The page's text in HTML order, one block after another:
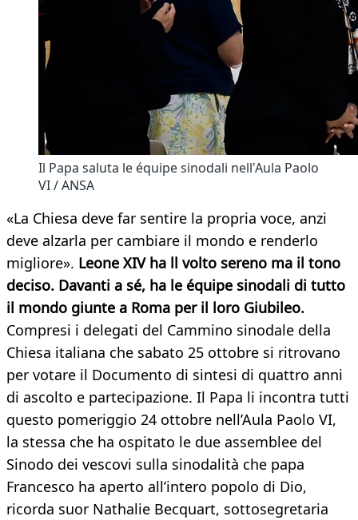
Il Papa saluta le équipe sinodali nell'Aula Paolo
VI / ANSA
«La Chiesa deve far sentire la propria voce, anzi
deve alzarla per cambiare il mondo e renderlo
migliore». Leone XIV ha ll volto sereno ma il tono
deciso. Davanti a sé, ha le équipe sinodali di tutto
il mondo giunte a Roma per il loro Giubileo.
Compresi i delegati del Cammino sinodale della
Chiesa italiana che sabato 25 ottobre si ritrovano
per votare il Documento di sintesi di quattro anni
di ascolto e partecipazione. Il Papa li incontra tutti
questo pomeriggio 24 ottobre nell’Aula Paolo VI,
la stessa che ha ospitato le due assemblee del
Sinodo dei vescovi sulla sinodalità che papa
Francesco ha aperto all’intero popolo di Dio,
ricorda suor Nathalie Becquart, sottosegretaria